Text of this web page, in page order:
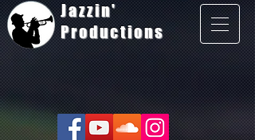
Jazzin'
Productions